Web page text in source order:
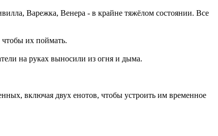
Варежка, Венера - в крайне тяжёлом состоянии. Все
их поймать.
на руках выносили из огня и дыма.
включая двух енотов, чтобы устроить им временное